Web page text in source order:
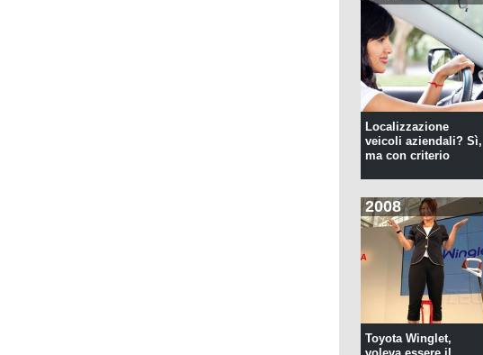
Localizzazione
veicoli aziendali? Sì,
ma con criterio
2008
Toyota Winglet,